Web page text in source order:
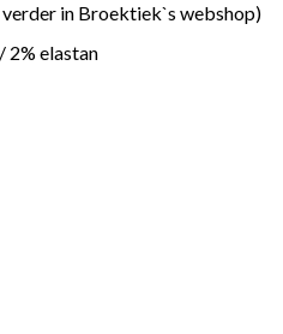
in Broektiek`s webshop)
2% elastan